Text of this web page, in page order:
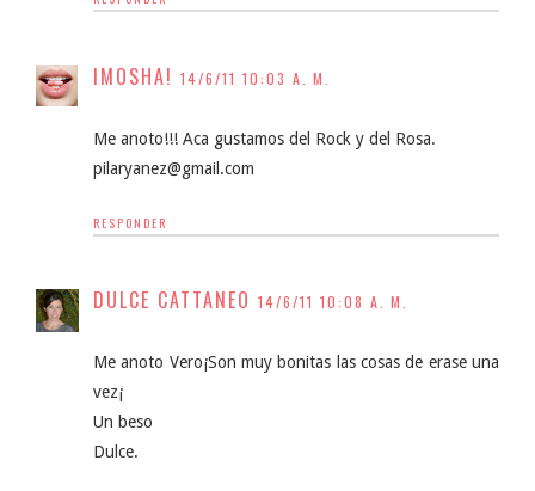
IMOSHA! 14/6/11 10:03 A. M.
Me anoto!!! Aca gustamos del Rock y del Rosa.
pilaryanez@gmail.com
RESPONDER
DULCE CATTANEO 14/6/11 10:08 A. M.
Me anoto Vero¡Son muy bonitas las cosas de erase una
vez¡
Un beso
Dulce.